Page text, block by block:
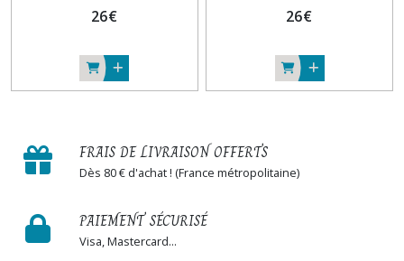
26€ 26€
FRAIS DE LIVRAISON OFFERTS
Dès 80 € d'achat ! (France métropolitaine)
PAIEMENT SÉCURISÉ
Visa, Mastercard...